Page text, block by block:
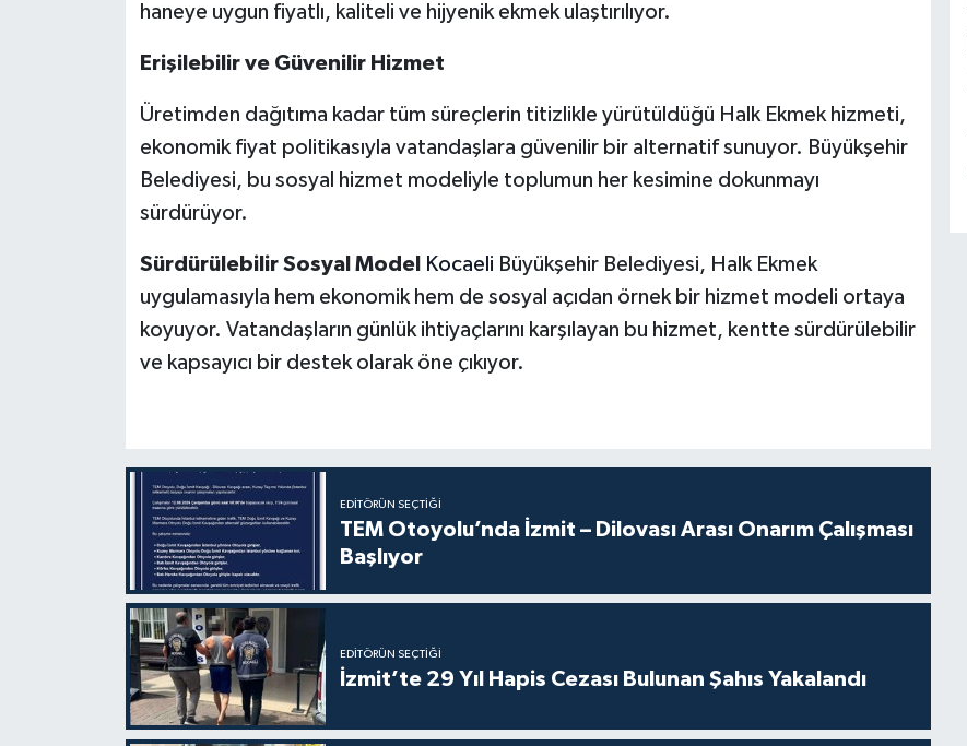
haneye uygun fiyatlı, kaliteli ve hijyenik ekmek ulaştırılıyor.
Erişilebilir ve Güvenilir Hizmet
Üretimden dağıtıma kadar tüm süreçlerin titizlikle yürütüldüğü Halk Ekmek hizmeti,
ekonomik fiyat politikasıyla vatandaşlara güvenilir bir alternatif sunuyor. Büyükşehir
Belediyesi, bu sosyal hizmet modeliyle toplumun her kesimine dokunmayı
sürdürüyor.
Sürdürülebilir Sosyal Model Kocaeli Büyükşehir Belediyesi, Halk Ekmek
uygulamasıyla hem ekonomik hem de sosyal açıdan örnek bir hizmet modeli ortaya
koyuyor. Vatandaşların günlük ihtiyaçlarını karşılayan bu hizmet, kentte sürdürülebilir
ve kapsayıcı bir destek olarak öne çıkıyor.
EDITÖRÜN SEÇTIĞI
TEM Otoyolu’nda İzmit – Dilovası Arası Onarım Çalışması
Başlıyor
EDITÖRÜN SEÇTIĞI
İzmit’te 29 Yıl Hapis Cezası Bulunan Şahıs Yakalandı